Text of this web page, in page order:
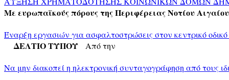
Με ευρωπαϊκούς πόρους της Περιφέρειας Νοτίου
Έναρξη εργασιών για ασφαλτοστρώσεις στον κεντρικό
ΔΕΛΤΙΟ ΤΥΠΟΥ Από την
Να μην διακοπεί η ηλεκτρονική συνταγογράφηση από τους